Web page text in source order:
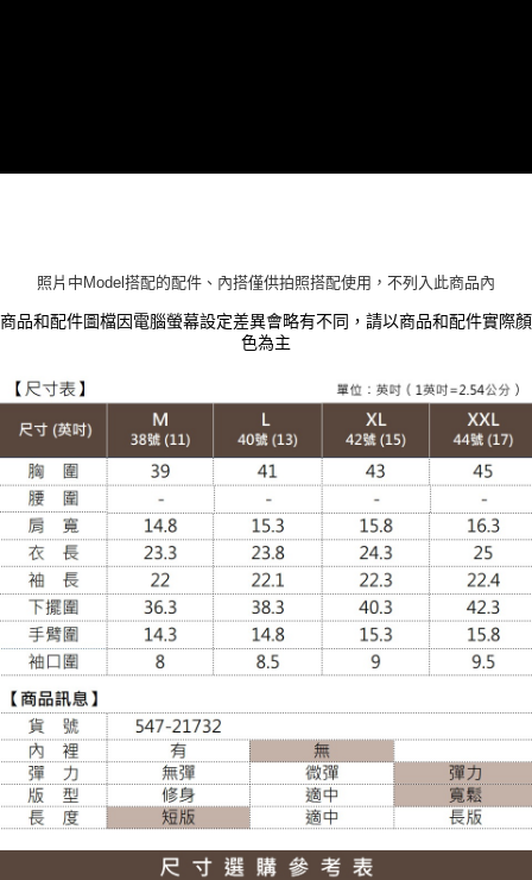
照片中Model搭配的配件、內搭僅供拍照搭配使用，不列入此商品內
商品和配件圖檔因電腦螢幕設定差異會略有不同，請以商品和配件實際顏
色為主